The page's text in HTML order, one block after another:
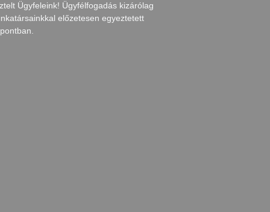
Ügyfeleink! Ügyfélfogadás kizárólag
előzetesen egyeztetett